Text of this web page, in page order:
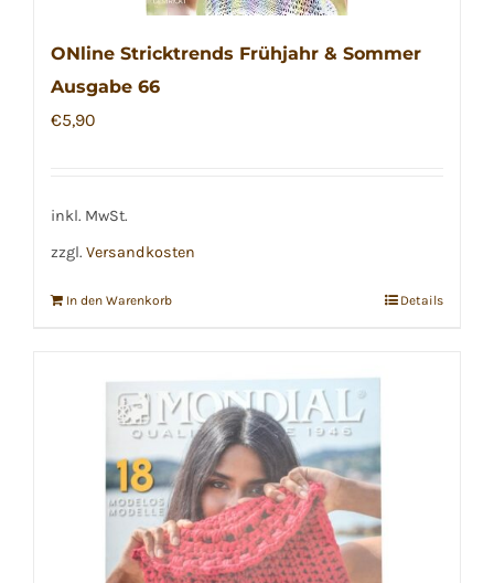
ONline Stricktrends Frühjahr & Sommer
Ausgabe 66
€5,90
inkl. MwSt.
zzgl. Versandkosten
In den Warenkorb Details